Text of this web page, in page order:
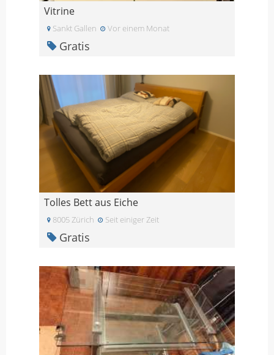
Vitrine
Sankt Gallen Vor einem Monat
Gratis
Tolles Bett aus Eiche
8005 Zürich Seit einiger Zeit
Gratis